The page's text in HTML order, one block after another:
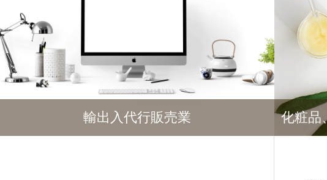
輸出入代行販売業 化粧品